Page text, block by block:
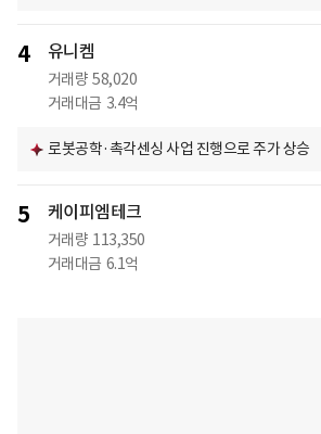
4 유니켐
거래량 58,020
거래대금 3.4억
로봇공학·촉각센싱 사업 진행으로 주가 상승
5 케이피엠테크
거래량 113,350
거래대금 6.1억